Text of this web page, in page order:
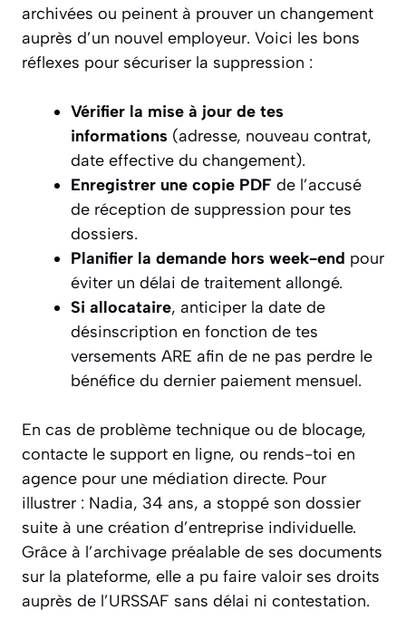
archivées ou peinent à prouver un changement
auprès d’un nouvel employeur. Voici les bons
réflexes pour sécuriser la suppression :
Vérifier la mise à jour de tes
informations (adresse, nouveau contrat,
date effective du changement).
Enregistrer une copie PDF de l’accusé
de réception de suppression pour tes
dossiers.
Planifier la demande hors week-end pour
éviter un délai de traitement allongé.
Si allocataire, anticiper la date de
désinscription en fonction de tes
versements ARE afin de ne pas perdre le
bénéfice du dernier paiement mensuel.
En cas de problème technique ou de blocage,
contacte le support en ligne, ou rends-toi en
agence pour une médiation directe. Pour
illustrer : Nadia, 34 ans, a stoppé son dossier
suite à une création d’entreprise individuelle.
Grâce à l’archivage préalable de ses documents
sur la plateforme, elle a pu faire valoir ses droits
auprès de l’URSSAF sans délai ni contestation.